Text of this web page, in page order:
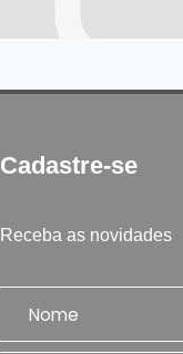
Cadastre-se
Receba as novidades